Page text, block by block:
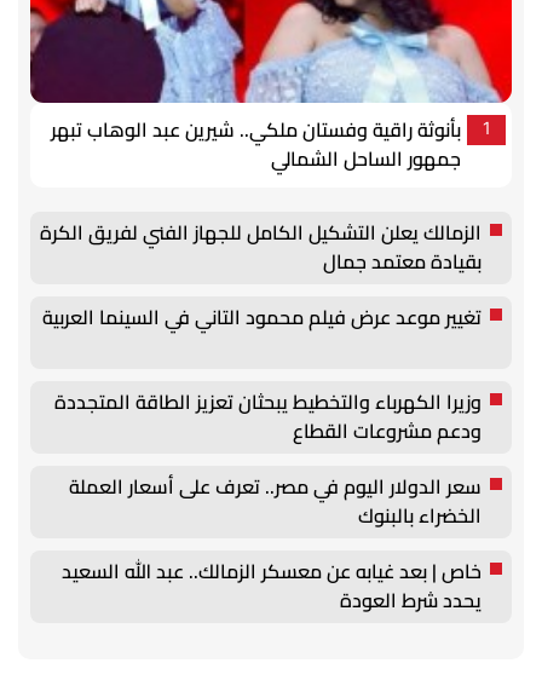
1
بأنوثة راقية وفستان ملكي.. شيرين عبد الوهاب تبهر
جمهور الساحل الشمالي
الزمالك يعلن التشكيل الكامل للجهاز الفني لفريق الكرة
بقيادة معتمد جمال
تغيير موعد عرض فيلم محمود التاني في السينما العربية
وزيرا الكهرباء والتخطيط يبحثان تعزيز الطاقة المتجددة
ودعم مشروعات القطاع
سعر الدولار اليوم في مصر.. تعرف على أسعار العملة
الخضراء بالبنوك
خاص | بعد غيابه عن معسكر الزمالك.. عبد الله السعيد
يحدد شرط العودة